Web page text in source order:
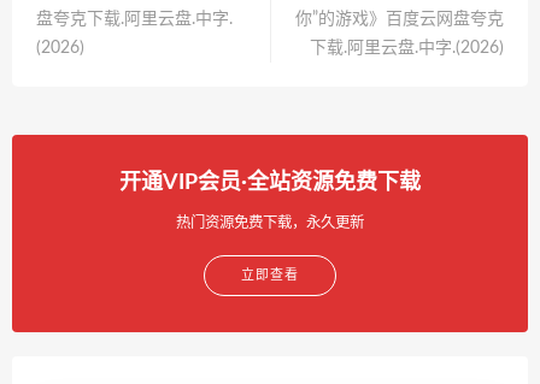
盘夸克下载.阿里云盘.中字.
(2026)
你”的游戏》百度云网盘夸克
下载.阿里云盘.中字.(2026)
开通VIP会员·全站资源免费下载
热门资源免费下载，永久更新
立即查看